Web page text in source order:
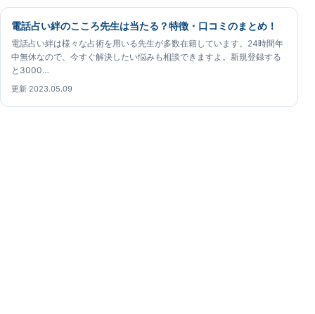
電話占い絆のこころ先生は当たる？特徴・口コミのまとめ！
電話占い絆は様々な占術を用いる先生が多数在籍しています。24時間年
中無休なので、今すぐ解決したい悩みも相談できますよ。新規登録する
と3000…
更新 2023.05.09